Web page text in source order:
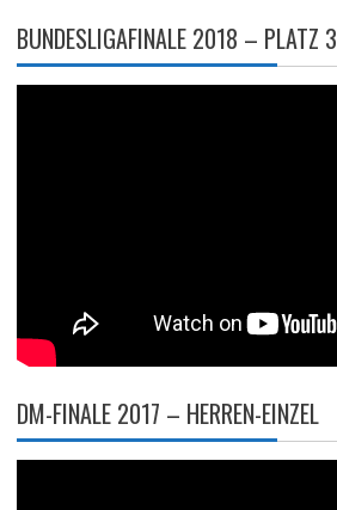
BUNDESLIGAFINALE 2018 – PLATZ 3
DM-FINALE 2017 – HERREN-EINZEL